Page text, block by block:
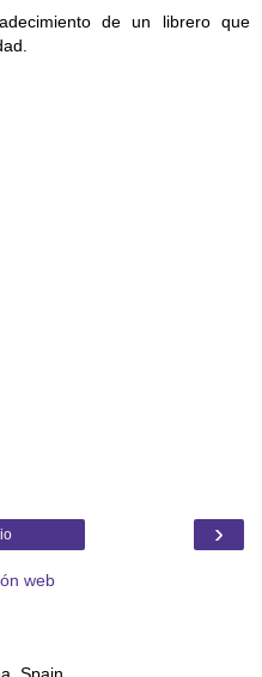
de un librero que
›
web
Spain